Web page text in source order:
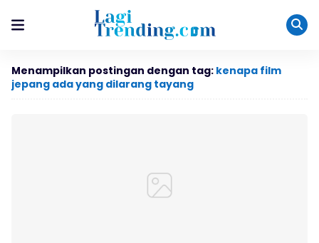
Menampilkan postingan dengan tag: kenapa film
jepang ada yang dilarang tayang